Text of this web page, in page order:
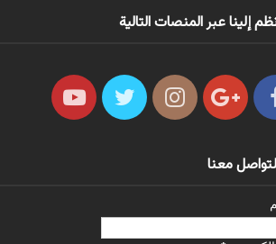
إلينا عبر المنصات التالية
معنا